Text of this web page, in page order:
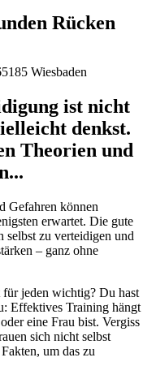
Rücken
Wiesbaden
ist nicht
denkst.
Theorien und
Gefahren können
erwartet. Die gute
zu verteidigen und
– ganz ohne
jeden wichtig? Du hast
Effektives Training hängt
eine Frau bist. Vergiss
sich nicht selbst
um das zu